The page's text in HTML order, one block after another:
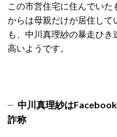
この市営住宅に住んでい
からは母親だけが居住して
も、中川真理紗の暴走ひ
高いようです。
中川真理紗は
詐称